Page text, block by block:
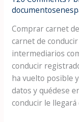
Comprar carnet
carnet de
intermediarios
conducir
ha vuelto posible
datos y quédese
conducir le llegará
registrado
Aquí